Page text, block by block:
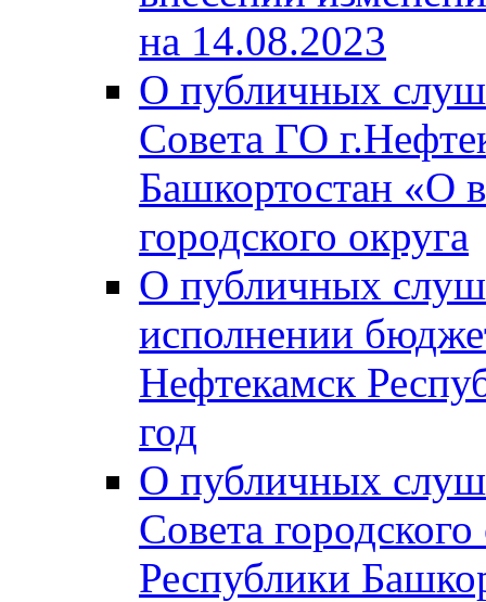
на 14.08.2023
О публичных
Совета ГО
Башкортостан «О
городского округа
О публичных
исполнении
Нефтекамск
год
О публичных
Совета
Республики